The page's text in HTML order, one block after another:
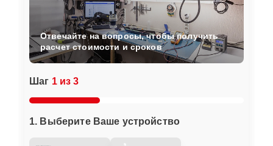
Шаг 1 из 3
1. Выберите Ваше устройство
Отвечайте на вопросы, чтобы получить
расчет стоимости и сроков